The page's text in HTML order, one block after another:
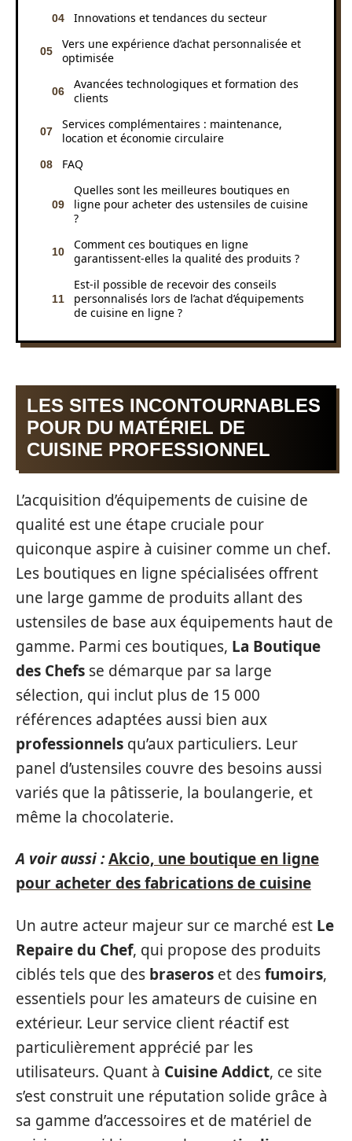
Innovations et tendances du secteur
Vers une expérience d’achat personnalisée et
optimisée
Avancées technologiques et formation des
clients
Services complémentaires : maintenance,
location et économie circulaire
FAQ
Quelles sont les meilleures boutiques en
ligne pour acheter des ustensiles de cuisine
?
Comment ces boutiques en ligne
garantissent-elles la qualité des produits ?
Est-il possible de recevoir des conseils
personnalisés lors de l’achat d’équipements
de cuisine en ligne ?
LES SITES INCONTOURNABLES
POUR DU MATÉRIEL DE
CUISINE PROFESSIONNEL
L’acquisition d’équipements de cuisine de
qualité est une étape cruciale pour
quiconque aspire à cuisiner comme un chef.
Les boutiques en ligne spécialisées offrent
une large gamme de produits allant des
ustensiles de base aux équipements haut de
gamme. Parmi ces boutiques, La Boutique
des Chefs se démarque par sa large
sélection, qui inclut plus de 15 000
références adaptées aussi bien aux
professionnels qu’aux particuliers. Leur
panel d’ustensiles couvre des besoins aussi
variés que la pâtisserie, la boulangerie, et
même la chocolaterie.
A voir aussi :Akcio, une boutique en ligne
pour acheter des fabrications de cuisine
Un autre acteur majeur sur ce marché est Le
Repaire du Chef, qui propose des produits
ciblés tels que des braseros et desfumoirs,
essentiels pour les amateurs de cuisine en
extérieur. Leur service client réactif est
particulièrement apprécié par les
utilisateurs. Quant à Cuisine Addict, ce site
s’est construit une réputation solide grâce à
sa gamme d’accessoires et de matériel de